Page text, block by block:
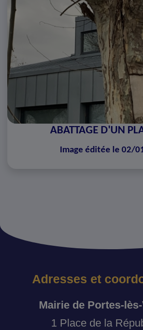
ABATTAGE D'UN
Image éditée le 02/
Adresses et
Mairie de Portes-
1 Place de la